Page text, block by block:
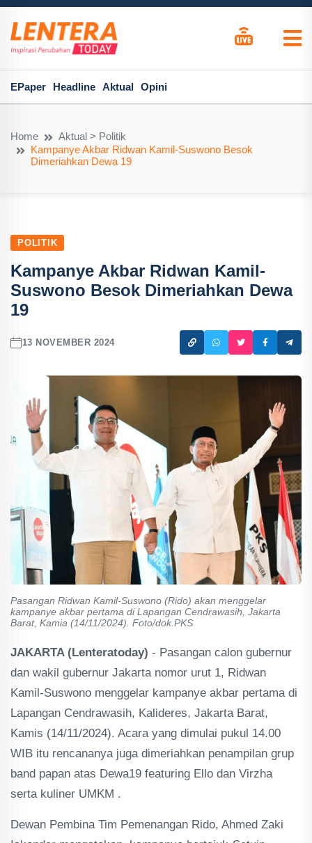
EPaper Headline Aktual Opini
Home
Aktual > Politik
Kampanye Akbar Ridwan Kamil-Suswono Besok
Dimeriahkan Dewa 19
POLITIK
Kampanye Akbar Ridwan Kamil-
Suswono Besok Dimeriahkan Dewa
19
13 NOVEMBER 2024
Pasangan Ridwan Kamil-Suswono (Rido) akan menggelar
kampanye akbar pertama di Lapangan Cendrawasih, Jakarta
Barat, Kamia (14/11/2024). Foto/dok.PKS
JAKARTA (Lenteratoday) - Pasangan calon gubernur
dan wakil gubernur Jakarta nomor urut 1, Ridwan
Kamil-Suswono menggelar kampanye akbar pertama di
Lapangan Cendrawasih, Kalideres, Jakarta Barat,
Kamis (14/11/2024). Acara yang dimulai pukul 14.00
WIB itu rencananya juga dimeriahkan penampilan grup
band papan atas Dewa19 featuring Ello dan Virzha
serta kuliner UMKM .
Dewan Pembina Tim Pemenangan Rido, Ahmed Zaki